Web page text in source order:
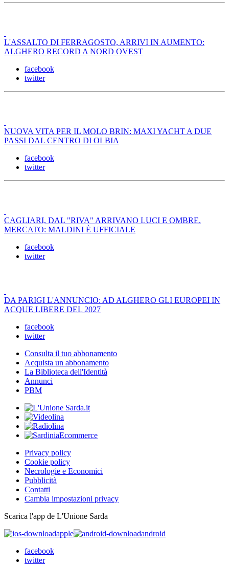
L'ASSALTO DI FERRAGOSTO, ARRIVI IN AUMENTO:
ALGHERO RECORD A NORD OVEST
facebook
twitter
NUOVA VITA PER IL MOLO BRIN: MAXI YACHT A DUE
PASSI DAL CENTRO DI OLBIA
facebook
twitter
CAGLIARI, DAL "RIVA" ARRIVANO LUCI E OMBRE.
MERCATO: MALDINI È UFFICIALE
facebook
twitter
DA PARIGI L'ANNUNCIO: AD ALGHERO GLI EUROPEI IN
ACQUE LIBERE DEL 2027
facebook
twitter
Consulta il tuo abbonamento
Acquista un abbonamento
La Biblioteca dell'Identità
Annunci
PBM
Privacy policy
Cookie policy
Necrologie e Economici
Pubblicità
Contatti
Cambia impostazioni privacy
Scarica l'app de L'Unione Sarda
apple
android
facebook
twitter